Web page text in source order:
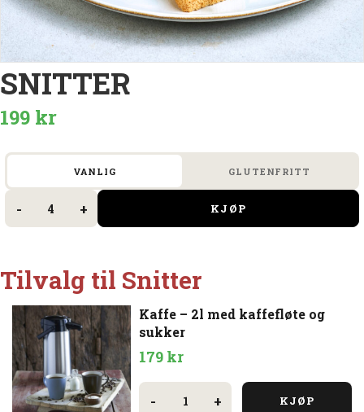
SNITTER
199 kr
VANLIG GLUTENFRITT
- antall + KJØP
Tilvalg til Snitter
Kaffe – 2l med kaffefløte og
sukker
179 kr
-
Kaffe
+ KJØP